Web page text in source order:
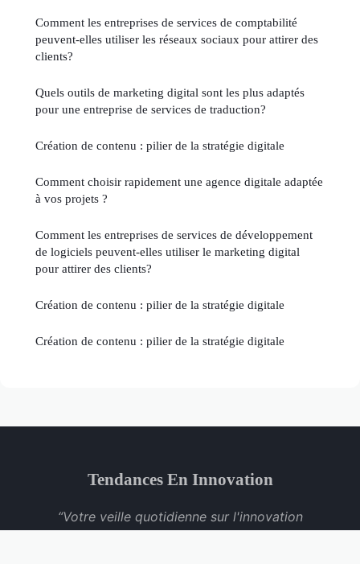
Comment les entreprises de services de comptabilité
peuvent-elles utiliser les réseaux sociaux pour attirer des
clients?
Quels outils de marketing digital sont les plus adaptés
pour une entreprise de services de traduction?
Création de contenu : pilier de la stratégie digitale
Comment choisir rapidement une agence digitale adaptée
à vos projets ?
Comment les entreprises de services de développement
de logiciels peuvent-elles utiliser le marketing digital
pour attirer des clients?
Création de contenu : pilier de la stratégie digitale
Création de contenu : pilier de la stratégie digitale
Tendances En Innovation
“Votre veille quotidienne sur l'innovation